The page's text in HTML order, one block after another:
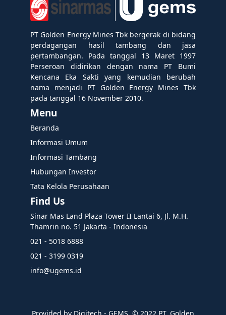
PT Golden Energy Mines Tbk bergerak di bidang
perdagangan hasil tambang dan jasa
pertambangan. Pada tanggal 13 Maret 1997
Perseroan didirikan dengan nama PT Bumi
Kencana Eka Sakti yang kemudian berubah
nama menjadi PT Golden Energy Mines Tbk
pada tanggal 16 November 2010.
Menu
Beranda
Informasi Umum
Informasi Tambang
Hubungan Investor
Tata Kelola Perusahaan
Find Us
Sinar Mas Land Plaza Tower II Lantai 6, Jl. M.H.
Thamrin no. 51 Jakarta - Indonesia
021 - 5018 6888
021 - 3199 0319
info@ugems.id